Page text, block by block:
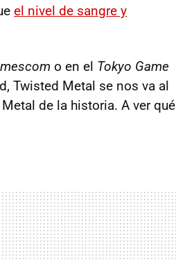
el nivel de sangre y
o en el Tokyo Game
Twisted Metal se nos va al
de la historia. A ver qué